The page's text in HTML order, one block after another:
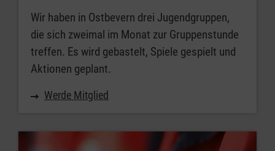
Wir haben in Ostbevern drei Jugendgruppen,
die sich zweimal im Monat zur Gruppenstunde
treffen. Es wird gebastelt, Spiele gespielt und
Aktionen geplant.
Werde Mitglied